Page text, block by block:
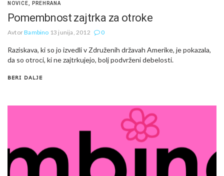
NOVICE PREHRANA
Pomembnost zajtrka za otroke
AvtorBambino 13 junija, 2012 0
Raziskava, ki so jo izvedli v Združenih državah Amerike, je pokazala,
da so otroci, ki ne zajtrkujejo, bolj podvrženi debelosti.
BERI DALJE